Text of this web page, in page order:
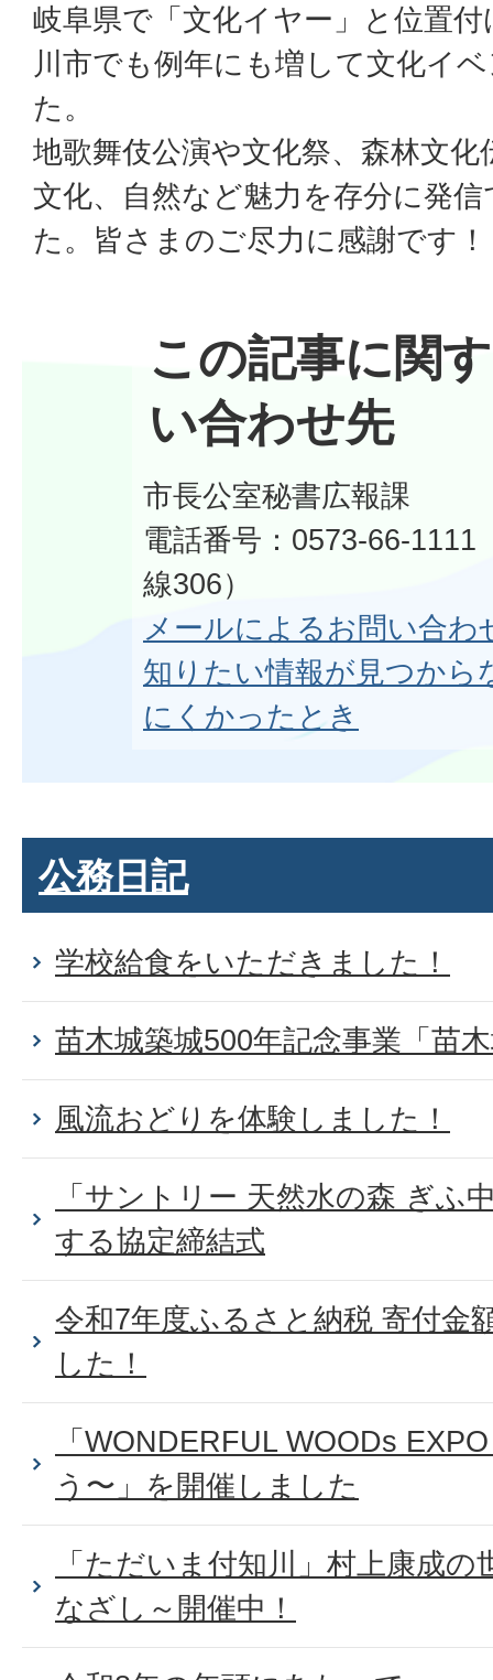
岐阜県で「文化イヤー」と位置
川市でも例年にも増して文化イ
た。
地歌舞伎公演や文化祭、森林文
文化、自然など魅力を存分に発
た。皆さまのご尽力に感謝です！
この記事に関
い合わせ先
市長公室秘書広報課
電話番号：0573-66-1111
線306）
メールによるお問い合わ
知りたい情報が見つから
にくかったとき
公務日記
学校給食をいただきました！
苗木城築城500年記念事業「苗
風流おどりを体験しました！
「サントリー 天然水の森 ぎふ
する協定締結式
令和7年度ふるさと納税 寄付金
した！
「WONDERFUL WOODs
う〜」を開催しました
「ただいま付知川」村上康成
なざし～開催中！